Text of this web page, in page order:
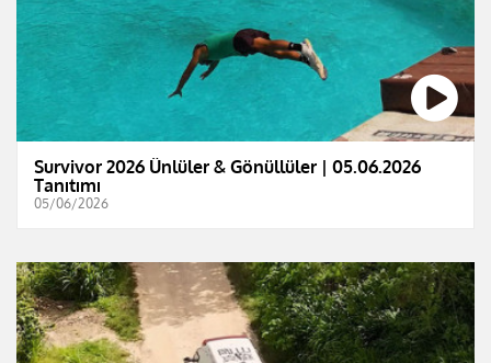
Survivor 2026 Ünlüler & Gönüllüler | 05.06.2026
Tanıtımı
05/06/2026